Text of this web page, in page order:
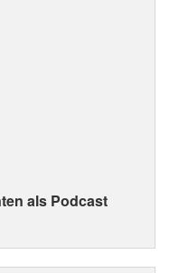
als Podcast